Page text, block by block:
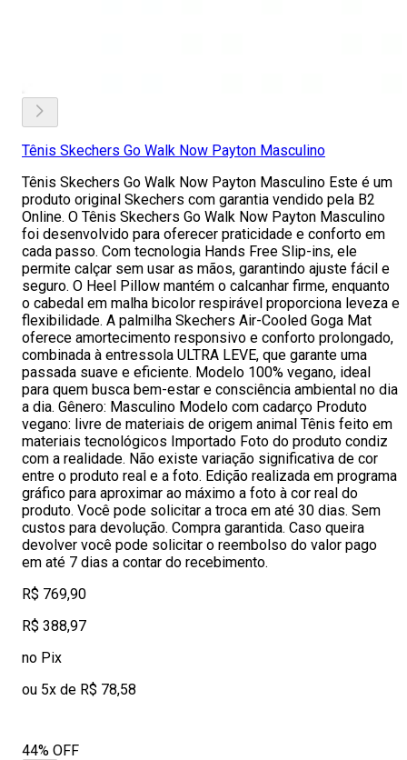
Tênis Skechers Go Walk Now Payton Masculino
Tênis Skechers Go Walk Now Payton Masculino Este é um
produto original Skechers com garantia vendido pela B2
Online. O Tênis Skechers Go Walk Now Payton Masculino
foi desenvolvido para oferecer praticidade e conforto em
cada passo. Com tecnologia Hands Free Slip-ins, ele
permite calçar sem usar as mãos, garantindo ajuste fácil e
seguro. O Heel Pillow mantém o calcanhar firme, enquanto
o cabedal em malha bicolor respirável proporciona leveza e
flexibilidade. A palmilha Skechers Air-Cooled Goga Mat
oferece amortecimento responsivo e conforto prolongado,
combinada à entressola ULTRA LEVE, que garante uma
passada suave e eficiente. Modelo 100% vegano, ideal
para quem busca bem-estar e consciência ambiental no dia
a dia. Gênero: Masculino Modelo com cadarço Produto
vegano: livre de materiais de origem animal Tênis feito em
materiais tecnológicos Importado Foto do produto condiz
com a realidade. Não existe variação significativa de cor
entre o produto real e a foto. Edição realizada em programa
gráfico para aproximar ao máximo a foto à cor real do
produto. Você pode solicitar a troca em até 30 dias. Sem
custos para devolução. Compra garantida. Caso queira
devolver você pode solicitar o reembolso do valor pago
em até 7 dias a contar do recebimento.
R$ 769,90
R$ 388,97
no Pix
ou 5x de R$ 78,58
44% OFF